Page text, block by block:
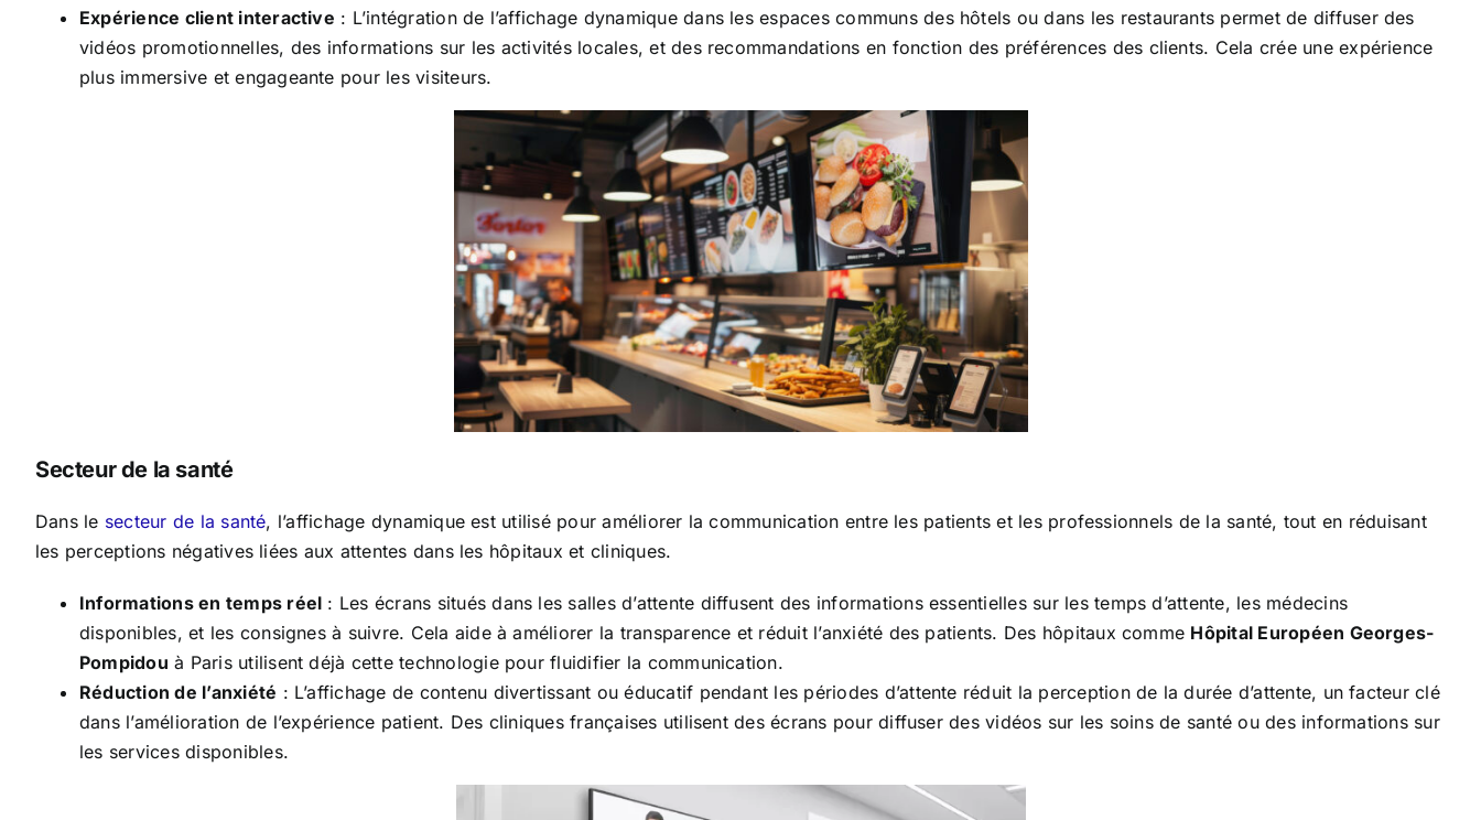
Expérience client interactive : L’intégration de l’affichage dynamique dans les espaces communs des hôtels ou dans les restaurants permet de diffuser des
vidéos promotionnelles, des informations sur les activités locales, et des recommandations en fonction des préférences des clients. Cela crée une expérience
plus immersive et engageante pour les visiteurs.
Secteur de la santé
Dans le secteur de la santé, l’affichage dynamique est utilisé pour améliorer la communication entre les patients et les professionnels de la santé, tout en réduisant
les perceptions négatives liées aux attentes dans les hôpitaux et cliniques.
Informations en temps réel : Les écrans situés dans les salles d’attente diffusent des informations essentielles sur les temps d’attente, les médecins
disponibles, et les consignes à suivre. Cela aide à améliorer la transparence et réduit l’anxiété des patients. Des hôpitaux comme Hôpital Européen Georges-
Pompidou à Paris utilisent déjà cette technologie pour fluidifier la communication.
Réduction de l’anxiété : L’affichage de contenu divertissant ou éducatif pendant les périodes d’attente réduit la perception de la durée d’attente, un facteur clé
dans l’amélioration de l’expérience patient. Des cliniques françaises utilisent des écrans pour diffuser des vidéos sur les soins de santé ou des informations sur
les services disponibles.